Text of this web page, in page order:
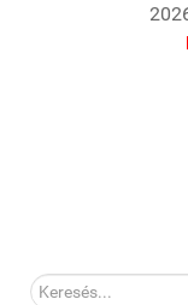
Kereső: